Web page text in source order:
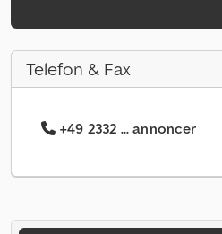
Telefon & Fax
+49 2332 ... annoncer